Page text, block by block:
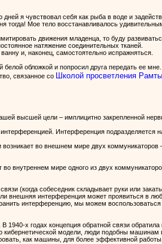
я чувствовал себя как рыба в воде и
тогда! Мое тело восстанавливалось
движения младенца, то буду
натяжение соединительных тканей.
и, наконец, самостоятельно испражняться.
обложкой и попросил друга передать ее
связанное со Школой просветления
высшей цели – имплицитно закрепленной
Интерференция подразделяется
во внешнем мире двух
внутреннем мире одного из двух
(когда собеседник складывает руки или
интерференция может проявиться в
интерференцию, мы можем
х годах концепция обратной связи
модели, люди подобны
как машины, для более эффективной работы.